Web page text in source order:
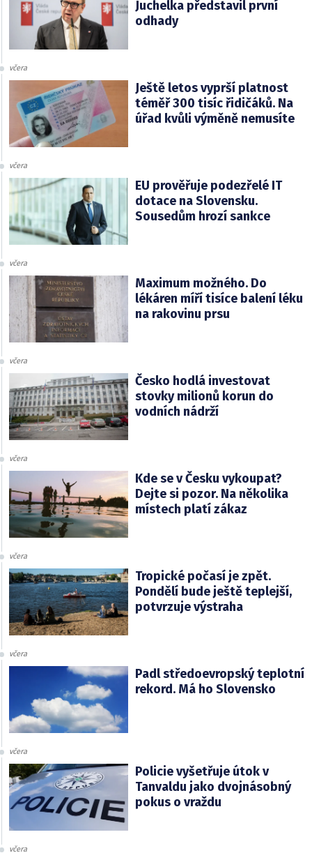
Juchelka představil první
odhady
včera
Ještě letos vyprší platnost
téměř 300 tisíc řidičáků. Na
úřad kvůli výměně nemusíte
včera
EU prověřuje podezřelé IT
dotace na Slovensku.
Sousedům hrozí sankce
včera
Maximum možného. Do
lékáren míří tisíce balení léku
na rakovinu prsu
včera
Česko hodlá investovat
stovky milionů korun do
vodních nádrží
včera
Kde se v Česku vykoupat?
Dejte si pozor. Na několika
místech platí zákaz
včera
Tropické počasí je zpět.
Pondělí bude ještě teplejší,
potvrzuje výstraha
včera
Padl středoevropský teplotní
rekord. Má ho Slovensko
včera
Policie vyšetřuje útok v
Tanvaldu jako dvojnásobný
pokus o vraždu
včera